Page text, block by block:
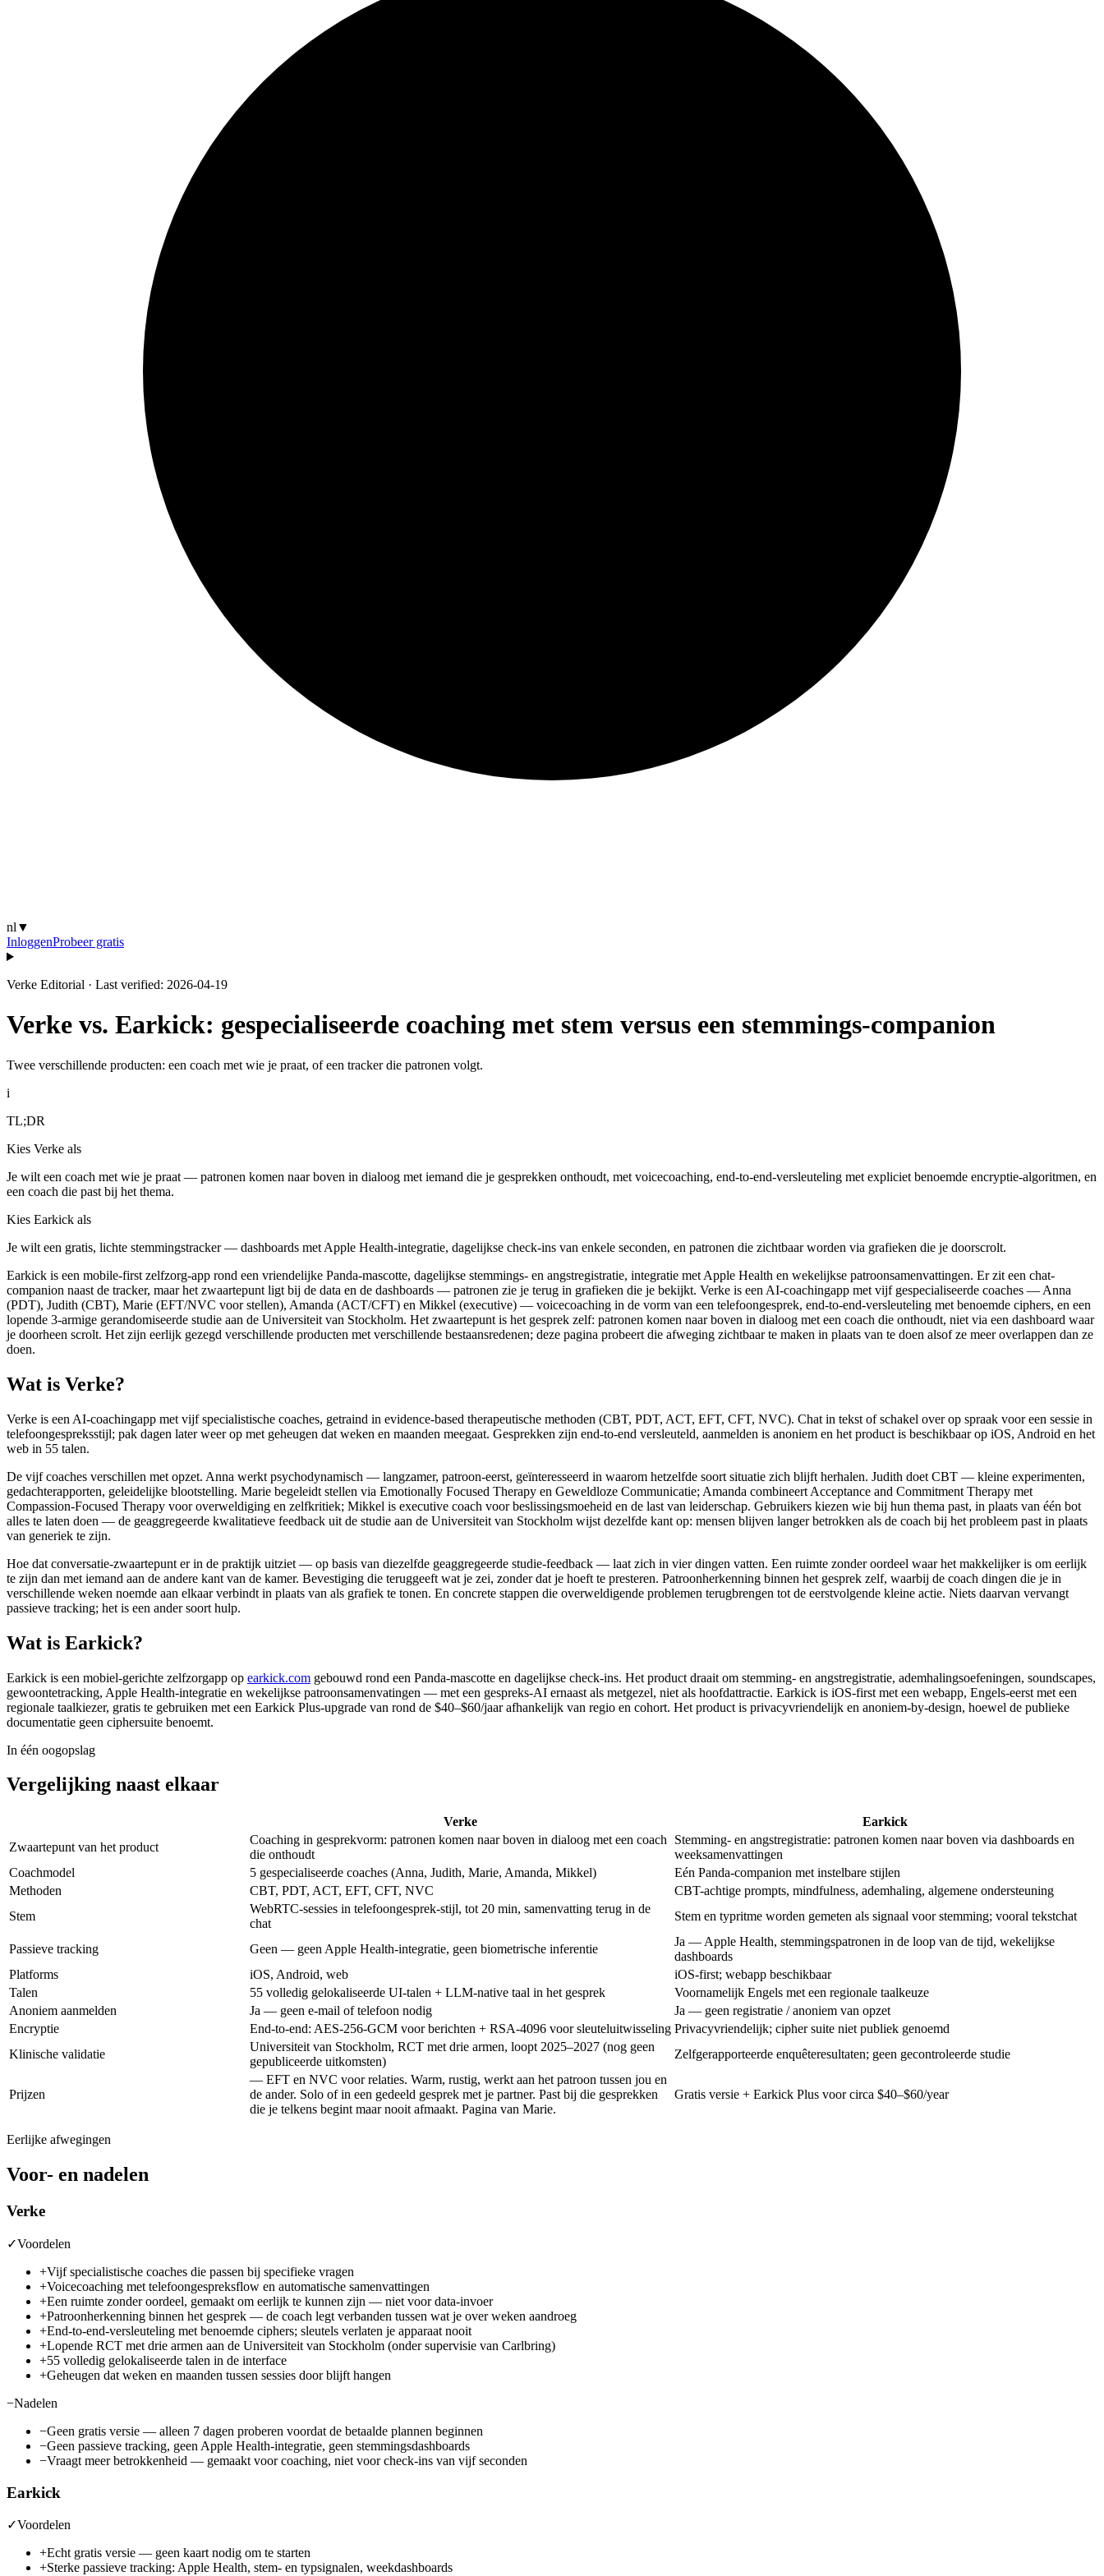
nl ▼
InloggenProbeer gratis
Verke Editorial · Last verified: 2026-04-19
Verke vs. Earkick: gespecialiseerde coaching met stem versus een stemmings-companion
Twee verschillende producten: een coach met wie je praat, of een tracker die patronen volgt.
i
TL;DR
Kies Verke als
Je wilt een coach met wie je praat — patronen komen naar boven in dialoog met iemand die je gesprekken onthoudt, met voicecoaching, end-to-end-versleuteling met expliciet benoemde encryptie-algoritmen, en
een coach die past bij het thema.
Kies Earkick als
Je wilt een gratis, lichte stemmingstracker — dashboards met Apple Health-integratie, dagelijkse check-ins van enkele seconden, en patronen die zichtbaar worden via grafieken die je doorscrolt.
Earkick is een mobile-first zelfzorg-app rond een vriendelijke Panda-mascotte, dagelijkse stemmings- en angstregistratie, integratie met Apple Health en wekelijkse patroonsamenvattingen. Er zit een chat-
companion naast de tracker, maar het zwaartepunt ligt bij de data en de dashboards — patronen zie je terug in grafieken die je bekijkt. Verke is een AI-coachingapp met vijf gespecialiseerde coaches — Anna
(PDT), Judith (CBT), Marie (EFT/NVC voor stellen), Amanda (ACT/CFT) en Mikkel (executive) — voicecoaching in de vorm van een telefoongesprek, end-to-end-versleuteling met benoemde ciphers, en een
lopende 3-armige gerandomiseerde studie aan de Universiteit van Stockholm. Het zwaartepunt is het gesprek zelf: patronen komen naar boven in dialoog met een coach die onthoudt, niet via een dashboard waar
je doorheen scrolt. Het zijn eerlijk gezegd verschillende producten met verschillende bestaansredenen; deze pagina probeert die afweging zichtbaar te maken in plaats van te doen alsof ze meer overlappen dan ze
doen.
Wat is Verke?
Verke is een AI-coachingapp met vijf specialistische coaches, getraind in evidence-based therapeutische methoden (CBT, PDT, ACT, EFT, CFT, NVC). Chat in tekst of schakel over op spraak voor een sessie in
telefoongespreksstijl; pak dagen later weer op met geheugen dat weken en maanden meegaat. Gesprekken zijn end-to-end versleuteld, aanmelden is anoniem en het product is beschikbaar op iOS, Android en het
web in 55 talen.
De vijf coaches verschillen met opzet. Anna werkt psychodynamisch — langzamer, patroon-eerst, geïnteresseerd in waarom hetzelfde soort situatie zich blijft herhalen. Judith doet CBT — kleine experimenten,
gedachterapporten, geleidelijke blootstelling. Marie begeleidt stellen via Emotionally Focused Therapy en Geweldloze Communicatie; Amanda combineert Acceptance and Commitment Therapy met
Compassion-Focused Therapy voor overweldiging en zelfkritiek; Mikkel is executive coach voor beslissingsmoeheid en de last van leiderschap. Gebruikers kiezen wie bij hun thema past, in plaats van één bot
alles te laten doen — de geaggregeerde kwalitatieve feedback uit de studie aan de Universiteit van Stockholm wijst dezelfde kant op: mensen blijven langer betrokken als de coach bij het probleem past in plaats
van generiek te zijn.
Hoe dat conversatie-zwaartepunt er in de praktijk uitziet — op basis van diezelfde geaggregeerde studie-feedback — laat zich in vier dingen vatten. Een ruimte zonder oordeel waar het makkelijker is om eerlijk
te zijn dan met iemand aan de andere kant van de kamer. Bevestiging die teruggeeft wat je zei, zonder dat je hoeft te presteren. Patroonherkenning binnen het gesprek zelf, waarbij de coach dingen die je in
verschillende weken noemde aan elkaar verbindt in plaats van als grafiek te tonen. En concrete stappen die overweldigende problemen terugbrengen tot de eerstvolgende kleine actie. Niets daarvan vervangt
passieve tracking; het is een ander soort hulp.
Wat is Earkick?
Earkick is een mobiel-gerichte zelfzorgapp op earkick.com gebouwd rond een Panda-mascotte en dagelijkse check-ins. Het product draait om stemming- en angstregistratie, ademhalingsoefeningen, soundscapes,
gewoontetracking, Apple Health-integratie en wekelijkse patroonsamenvatingen — met een gespreks-AI ernaast als metgezel, niet als hoofdattractie. Earkick is iOS-first met een webapp, Engels-eerst met een
regionale taalkiezer, gratis te gebruiken met een Earkick Plus-upgrade van rond de $40–$60/jaarafhankelijk van regio en cohort. Het product is privacyvriendelijk en anoniem-by-design, hoewel de publieke
documentatie geen ciphersuite benoemt.
In één oogopslag
Vergelijking naast elkaar
Verke
Earkick
Zwaartepunt van het product
Coaching in gesprekvorm: patronen komen naar boven in dialoog met een coach
die onthoudt
Stemming- en angstregistratie: patronen komen naar boven via dashboards en
weeksamenvattingen
Coachmodel
5 gespecialiseerde coaches (Anna, Judith, Marie, Amanda, Mikkel)
Eén Panda-companion met instelbare stijlen
Methoden
CBT, PDT, ACT, EFT, CFT, NVC
CBT-achtige prompts, mindfulness, ademhaling, algemene ondersteuning
Stem
WebRTC-sessies in telefoongesprek-stijl, tot 20 min, samenvatting terug in de
chat
Stem en typritme worden gemeten als signaal voor stemming; vooral tekstchat
Passieve tracking Geen — geen Apple Health-integratie, geen biometrische inferentie
Ja — Apple Health, stemmingspatronen in de loop van de tijd, wekelijkse
dashboards
Platforms
iOS, Android, web
iOS-first; webapp beschikbaar
Talen
55 volledig gelokaliseerde UI-talen + LLM-native taal in het gesprek
Voornamelijk Engels met een regionale taalkeuze
Anoniem aanmelden
Ja — geen e-mail of telefoon nodig
Ja — geen registratie / anoniem van opzet
Encryptie
End-to-end: AES-256-GCM voor berichten + RSA-4096 voor sleuteluitwisseling Privacyvriendelijk; cipher suite niet publiek genoemd
Klinische validatie
Universiteit van Stockholm, RCT met drie armen, loopt 2025–2027 (nog geen
gepubliceerde uitkomsten)
Zelfgerapporteerde enquêteresultaten; geen gecontroleerde studie
Prijzen
— EFT en NVC voor relaties. Warm, rustig, werkt aan het patroon tussen jou en
de ander. Solo of in een gedeeld gesprek met je partner. Past bij die gesprekken
die je telkens begint maar nooit afmaakt. Pagina van Marie.
Gratis versie + Earkick Plus voor circa $40–$60/year
Eerlijke afwegingen
Voor- en nadelen
Verke
✓Voordelen
+Vijf specialistische coaches die passen bij specifieke vragen
+Voicecoaching met telefoongespreksflow en automatische samenvattingen
+Een ruimte zonder oordeel, gemaakt om eerlijk te kunnen zijn — niet voor data-invoer
+Patroonherkenning binnen het gesprek — de coach legt verbanden tussen wat je over weken aandroeg
+End-to-end-versleuteling met benoemde ciphers; sleutels verlaten je apparaat nooit
+Lopende RCT met drie armen aan de Universiteit van Stockholm (onder supervisie van Carlbring)
+55 volledig gelokaliseerde talen in de interface
+Geheugen dat weken en maanden tussen sessies door blijft hangen
−Nadelen
−Geen gratis versie — alleen 7 dagen proberen voordat de betaalde plannen beginnen
−Geen passieve tracking, geen Apple Health-integratie, geen stemmingsdashboards
−Vraagt meer betrokkenheid — gemaakt voor coaching, niet voor check-ins van vijf seconden
Earkick
✓Voordelen
+Echt gratis versie — geen kaart nodig om te starten
+Sterke passieve tracking: Apple Health, stem- en typsignalen, weekdashboards